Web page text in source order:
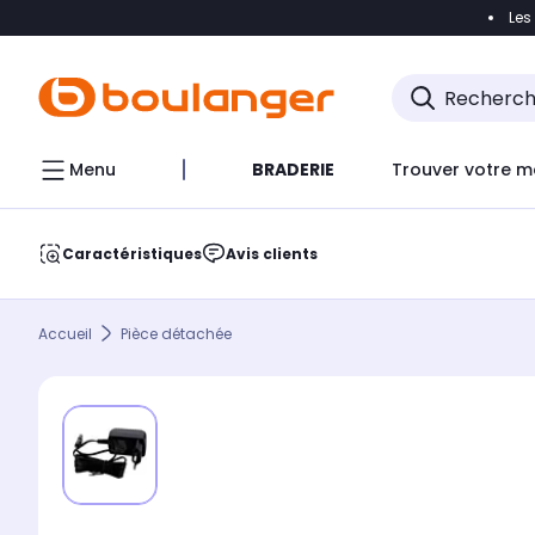
Accéder
Menu BRADERIE Trouver votre
Caractéristiques Avis clients
Accueil Pièce détachée